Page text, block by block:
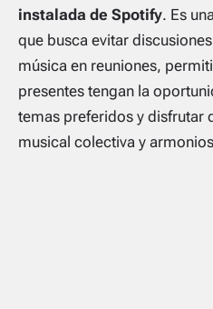
instalada de Spotify. Es
que busca evitar
música en reuniones,
presentes tengan la
temas preferidos y disfrutar
musical colectiva y